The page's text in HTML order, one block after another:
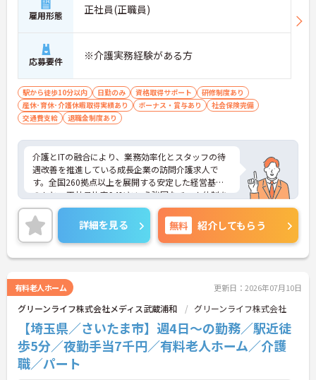
雇用形態 正社員(正職員)
応募要件 ※介護実務経験がある方
駅から徒歩10分以内 日勤のみ 資格取得サポート
研修制度あり
産休･育休･介護休暇取得実績あり
ボーナス・賞与あり
社会保険完備
交通費支給
退職金制度あり
介護とITの融合により、業務効率化とスタッフの待
遇改善を推進している成長企業の訪問介護求人で
す。全国260拠点以上を展開する安定した経営基盤
のもと、正社員比率94%という強固なチーム体制を
構築しています。介護福祉士資格手当や年2回の評価
面談など、専門資格と成果が収入に直結する仕組み
が整っています。夜勤なしの完全週休2日制（曜日固
定）を採用し、日々の記録業務はスマートフォンで
完結するため、施設勤務特有の不規則なシフトや煩
定期的な面談で不安を解消できるフォロー体制もあ
り、介護福祉士としてサ責や管理者への着実なキャ
リアアップを目指す有資格者の方に推奨できる環境
です。
★おすすめPOINT★
【夜勤なし・曜日固定の休日で、身体への負担を抑
えた働き方が実現できます】
詳細を見る 無料 紹介してもらう
有料老人ホーム 更新日：2026年07月10日
グリーンライフ株式会社メディス武蔵浦和 グリーンライフ株式会社
【埼玉県／さいたま市】週4日～の勤務／駅近徒
歩5分／夜勤手当7千円／有料老人ホーム／介護
職／パート